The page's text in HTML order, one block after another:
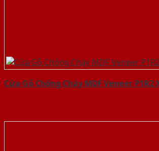
Cửa Gỗ Chống Cháy MDF Veneer P1R2